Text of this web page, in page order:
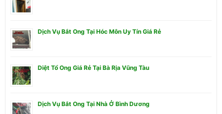
Dịch Vụ Bắt Ong Tại Hóc Môn Uy Tín Giá Rẻ
Diệt Tổ Ong Giá Rẻ Tại Bà Rịa Vũng Tàu
Dịch Vụ Bắt Ong Tại Nhà Ở Bình Dương